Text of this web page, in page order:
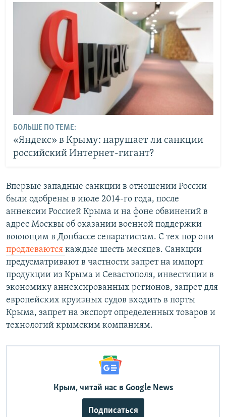
БОЛЬШЕ ПО ТЕМЕ:
«Яндекс» в Крыму: нарушает ли санкции
российский Интернет-гигант?
Впервые западные санкции в отношении России
были одобрены в июле 2014-го года, после
аннексии Россией Крыма и на фоне обвинений в
адрес Москвы об оказании военной поддержки
воюющим в Донбассе сепаратистам. С тех пор они
продлеваются каждые шесть месяцев. Санкции
предусматривают в частности запрет на импорт
продукции из Крыма и Севастополя, инвестиции в
экономику аннексированных регионов, ​запрет для
европейских круизных судов входить в порты
Крыма, запрет на экспорт определенных товаров и
технологий крымским компаниям.
Крым, читай нас в Google News
Подписаться